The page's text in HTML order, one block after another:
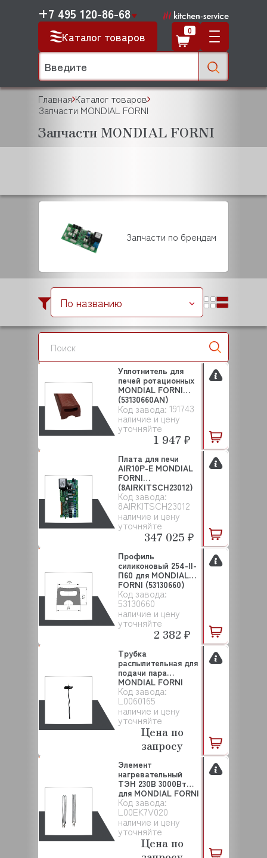
Каталог товаров
+7 495 120-86-68
0
Главная Каталог товаров
Запчасти MONDIAL FORNI
Запчасти MONDIAL FORNI
Запчасти по брендам
По названию
Код завода: 191743
наличие и цену
уточняйте
Уплотнитель для
печей ротационных
MONDIAL FORNI
(53130660AN)
1 947 ₽
Код завода:
8AIRKITSCH23012
наличие и цену
уточняйте
Плата для печи
AIR10P-E MONDIAL
FORNI
(8AIRKITSCH23012)
347 025 ₽
Код завода:
53130660
наличие и цену
уточняйте
Профиль
силиконовый 254-II-
П60 для MONDIAL
FORNI (53130660)
2 382 ₽
Код завода:
L0060165
наличие и цену
уточняйте
Трубка
распылительная для
подачи пара
MONDIAL FORNI
(L0060165)
Цена по
запросу
Код завода:
L00EK7V020
наличие и цену
уточняйте
Элемент
нагревательный
ТЭН 230В 3000Вт
для MONDIAL FORNI
(L00EK7V...
Цена по